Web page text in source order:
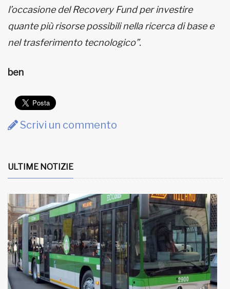
l’occasione del Recovery Fund per investire
quante più risorse possibili nella ricerca di base e
nel trasferimento tecnologico”.
ben
Scrivi un commento
ULTIME NOTIZIE